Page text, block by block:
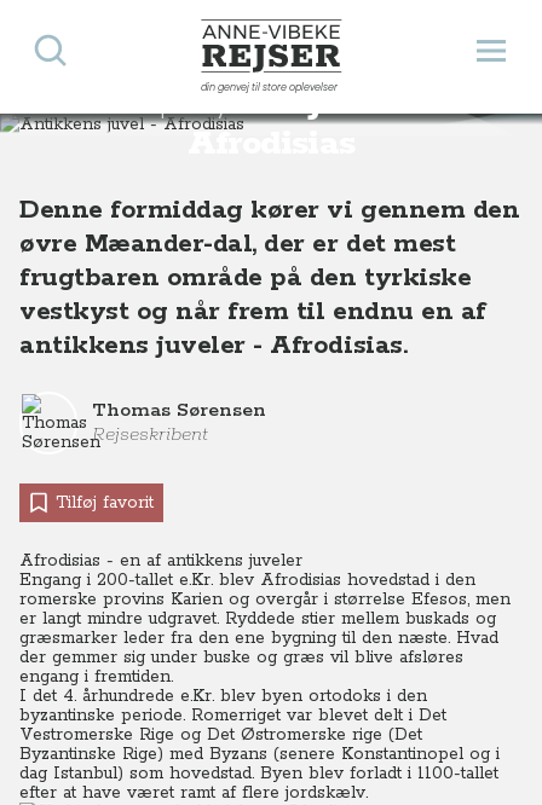
Anne-Vibeke Rejser
din genvej til store oplevelser
Åbn
Søg
Antikkens juvel -
Afrodisias
Destinationer Europa Tyrkiet Antikkens juvel - Afrodisias, Tyrkiet
Denne formiddag kører vi gennem den
øvre Mæander-dal, der er det mest
frugtbaren område på den tyrkiske
vestkyst og når frem til endnu en af
antikkens juveler - Afrodisias.
Thomas Sørensen
Rejseskribent
Tilføj favorit
Afrodisias - en af antikkens juveler
Engang i 200-tallet e.Kr. blev Afrodisias hovedstad i den
romerske provins Karien og overgår i størrelse Efesos, men
er langt mindre udgravet. Ryddede stier mellem buskads og
græsmarker leder fra den ene bygning til den næste. Hvad
der gemmer sig under buske og græs vil blive afsløres
engang i fremtiden.
I det 4. århundrede e.Kr. blev byen ortodoks i den
byzantinske periode. Romerriget var blevet delt i Det
Vestromerske Rige og Det Østromerske rige (Det
Byzantinske Rige) med Byzans (senere Konstantinopel og i
dag Istanbul) som hovedstad. Byen blev forladt i 1100-tallet
efter at have været ramt af flere jordskælv.